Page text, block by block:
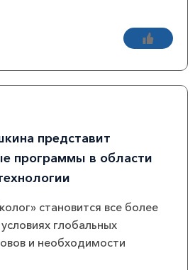
представит
программы в области
становится все более
глобальных
и необходимости